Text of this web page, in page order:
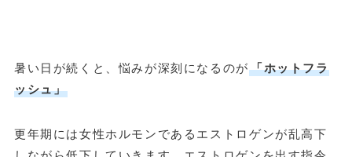
暑い日が続くと、悩みが深刻になるのが 「ホットフラ
ッシュ」
更年期には女性ホルモンであるエストロゲンが乱高下